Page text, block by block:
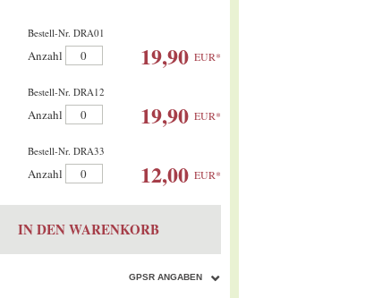
Bestell-Nr. DRA01
Anzahl 19,90 EUR*
Bestell-Nr. DRA12
Anzahl 19,90 EUR*
Bestell-Nr. DRA33
Anzahl 12,00 EUR*
IN DEN WARENKORB
GPSR ANGABEN